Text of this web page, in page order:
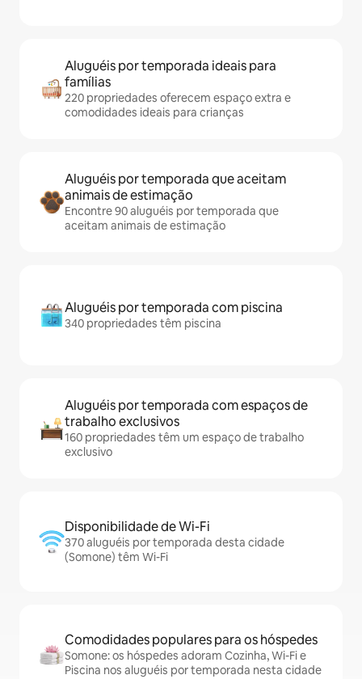
Aluguéis por temporada ideais para
famílias
220 propriedades oferecem espaço extra e
comodidades ideais para crianças
Aluguéis por temporada que aceitam
animais de estimação
Encontre 90 aluguéis por temporada que
aceitam animais de estimação
Aluguéis por temporada com piscina
340 propriedades têm piscina
Aluguéis por temporada com espaços de
trabalho exclusivos
160 propriedades têm um espaço de trabalho
exclusivo
Disponibilidade de Wi-Fi
370 aluguéis por temporada desta cidade
(Somone) têm Wi-Fi
Comodidades populares para os hóspedes
Somone: os hóspedes adoram Cozinha, Wi-Fi e
Piscina nos aluguéis por temporada nesta cidade